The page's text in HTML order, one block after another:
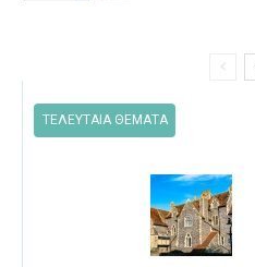
ΤΕΛΕΥΤΑΙΑ ΘΕΜΑΤΑ